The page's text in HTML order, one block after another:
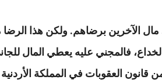
مال الآخرين برضاهم. ولكن هذا
فالمجني عليه يعطي المال